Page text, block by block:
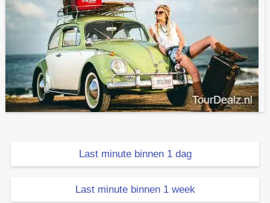
Last minute binnen 1 dag
Last minute binnen 1 week